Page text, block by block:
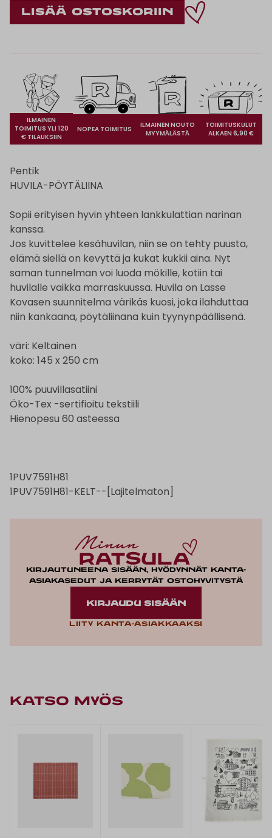
ILMAINEN
TOIMITUS YLI 120
€ TILAUKSIIN
NOPEA TOIMITUS
ILMAINEN NOUTO
MYYMÄLÄSTÄ
TOIMITUSKULUT
ALKAEN 6,90 €
Pentik
HUVILA-PÖYTÄLIINA
Sopii erityisen hyvin yhteen lankkulattian narinan
kanssa.
Jos kuvittelee kesähuvilan, niin se on tehty puusta,
elämä siellä on kevyttä ja kukat kukkii aina. Nyt
saman tunnelman voi luoda mökille, kotiin tai
huvilalle vaikka marraskuussa. Huvila on Lasse
Kovasen suunnitelma värikäs kuosi, joka ilahduttaa
niin kankaana, pöytäliinana kuin tyynynpäällisenä.
väri: Keltainen
koko: 145 x 250 cm
100% puuvillasatiini
Öko-Tex -sertifioitu tekstiili
Hienopesu 60 asteessa
1PUV7591H81
1PUV7591H81-KELT--[Lajitelmaton]
Kirjautuneena sisään, hyödynnät kanta-
asiakasedut ja kerrytät ostohyvitystä
KIRJAUDU SISÄÄN
Liity kanta-asiakkaaksi
KATSO MYÖS